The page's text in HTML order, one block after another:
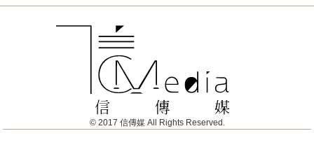
© 2017 信傳媒 All Rights Reserved.